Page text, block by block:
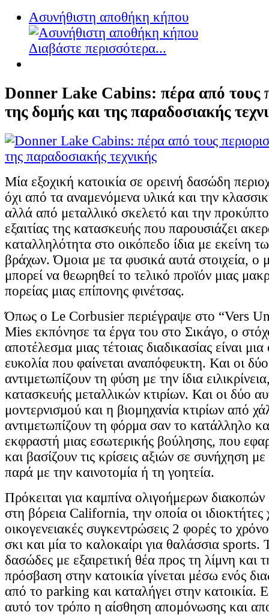
Ασυνήθιστη αποθήκη κήπου
Διαβάστε περισσότερα...
Donner Lake Cabins: πέρα από τους
της δομής και της παραδοσιακής
Μία εξοχική κατοικία σε ορεινή δασώδη
όχι από τα αναμενόμενα υλικά και την
αλλά από μεταλλικό σκελετό και την
εξαιτίας της κατασκευής που παρουσιάζει
καταλληλότητα στο οικόπεδο ίδια με εκείνη
βράχων. Όμοια με τα φυσικά αυτά στοιχεία, ο
μπορεί να θεωρηθεί το τελικό προϊόν μιας
πορείας μιας επίπονης φινέτσας.
Όπως ο Le Corbusier περιέγραψε στο “Vers
Mies εκπόνησε τα έργα του στο Σικάγο, ο
αποτέλεσμα μιας τέτοιας διαδικασίας είναι
ευκολία που φαίνεται αναπόφευκτη. Και οι δύο
αντιμετωπίζουν τη φύση με την ίδια
κατασκευής μεταλλικών κτιρίων. Και οι δύο
μοντερνισμού και η βιομηχανία κτιρίων από
αντιμετωπίζουν τη φόρμα σαν το κατάλληλο
εκφραστή μιας εσωτερικής βούλησης, που
και βασίζουν τις κρίσεις αξιών σε συνήχηση
παρά με την καινοτομία ή τη γοητεία.
Πρόκειται για καμπίνα ολιγοήμερων
στη βόρεια California, την οποία οι ιδιοκτήτες
οικογενειακές συγκεντρώσεις 2 φορές το
σκι και μία το καλοκαίρι για θαλάσσια sports.
δασώδες με εξαιρετική θέα προς τη λίμνη και
πρόσβαση στην κατοικία γίνεται μέσω ενός
από το parking και καταλήγει στην κατοικία.
αυτό τον τρόπο η αίσθηση απομόνωσης και